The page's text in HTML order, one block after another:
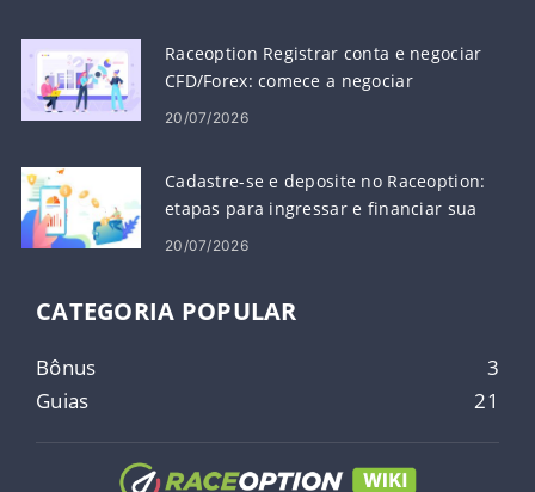
Raceoption Registrar conta e negociar
CFD/Forex: comece a negociar
20/07/2026
Cadastre-se e deposite no Raceoption:
etapas para ingressar e financiar sua
conta
20/07/2026
CATEGORIA POPULAR
Bônus
3
Guias
21